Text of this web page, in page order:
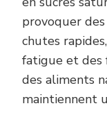
provoquer
chutes
fatigue et des
des aliments
maintiennent